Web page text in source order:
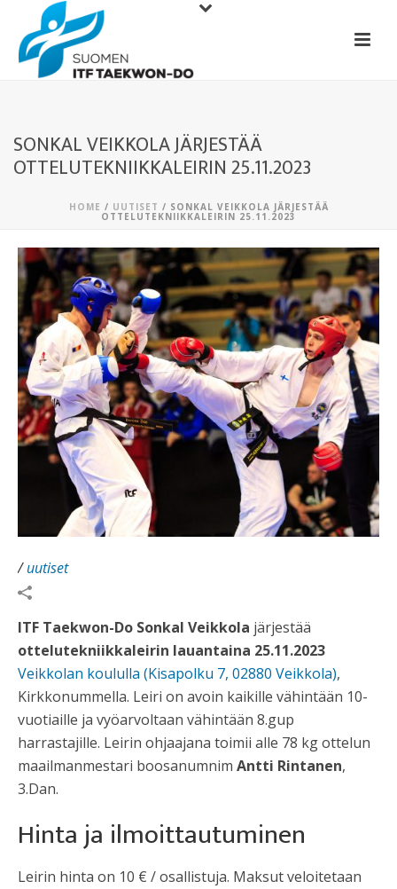
SONKAL VEIKKOLA JÄRJESTÄÄ
OTTELUTEKNIIKKALEIRIN 25.11.2023
HOME / UUTISET / SONKAL VEIKKOLA JÄRJESTÄÄ
OTTELUTEKNIIKKALEIRIN 25.11.2023
/uutiset
ITF Taekwon-Do Sonkal Veikkola järjestää
ottelutekniikkaleirin lauantaina 25.11.2023
Veikkolan koululla (Kisapolku 7, 02880 Veikkola),
Kirkkonummella. Leiri on avoin kaikille vähintään 10-
vuotiaille ja vyöarvoltaan vähintään 8.gup
harrastajille. Leirin ohjaajana toimii alle 78 kg ottelun
maailmanmestari boosanumnim Antti Rintanen,
3.Dan.
Hinta ja ilmoittautuminen
Leirin hinta on 10 € / osallistuja. Maksut veloitetaan